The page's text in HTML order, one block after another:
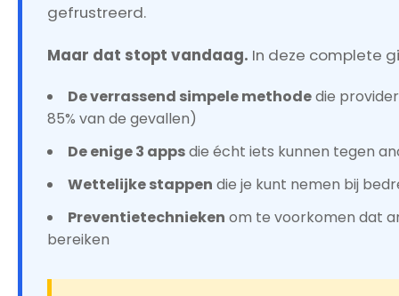
gefrustreerd.
Maar dat stopt vandaag. In deze complete
De verrassend simpele methodedie
85% van de gevallen)
De enige 3 appsdie écht iets kunnen tegen
Wettelijke stappen die je kunt nemen bij
Preventietechnieken om te voorkomen dat
bereiken